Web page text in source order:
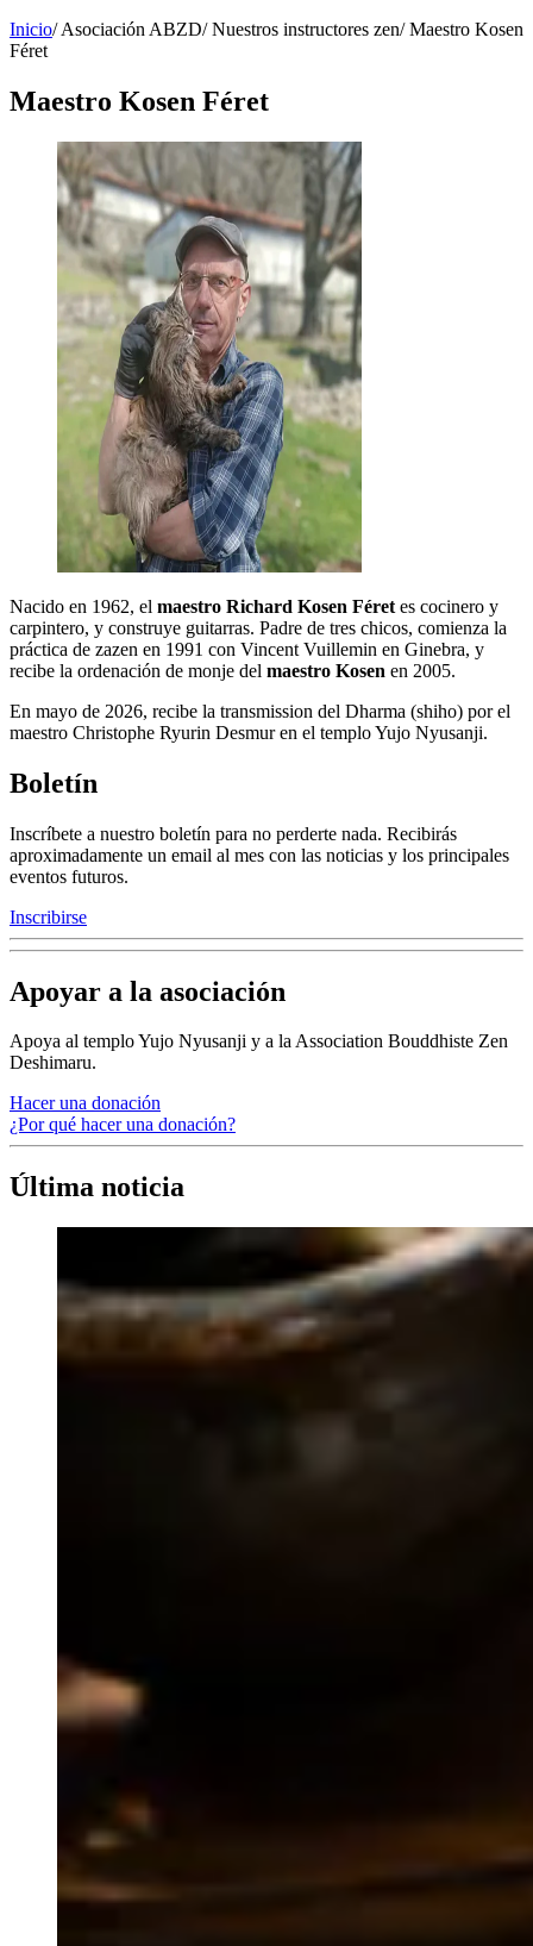
Inicio/ Asociación ABZD/ Nuestros instructores zen/ Maestro Kosen
Féret
Maestro Kosen Féret
Nacido en 1962, el maestro Richard Kosen Féret es cocinero y
carpintero, y construye guitarras. Padre de tres chicos, comienza la
práctica de zazen en 1991 con Vincent Vuillemin en Ginebra, y
recibe la ordenación de monje del maestro Kosen en 2005.
En mayo de 2026, recibe la transmission del Dharma (shiho) por el
maestro Christophe Ryurin Desmur en el templo Yujo Nyusanji.
Boletín
Inscríbete a nuestro boletín para no perderte nada. Recibirás
aproximadamente un email al mes con las noticias y los principales
eventos futuros.
Inscribirse
Apoyar a la asociación
Apoya al templo Yujo Nyusanji y a la Association Bouddhiste Zen
Deshimaru.
Hacer una donación
¿Por qué hacer una donación?
Última noticia